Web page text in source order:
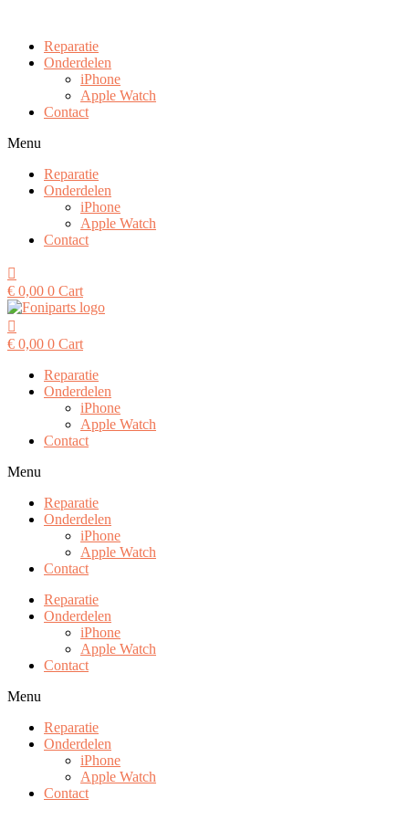
inhoud
Reparatie
Onderdelen
iPhone
Apple Watch
Contact
Menu
Reparatie
Onderdelen
iPhone
Apple Watch
Contact
€ 0,00 0 Cart
€ 0,00 0 Cart
Reparatie
Onderdelen
iPhone
Apple Watch
Contact
Menu
Reparatie
Onderdelen
iPhone
Apple Watch
Contact
Reparatie
Onderdelen
iPhone
Apple Watch
Contact
Menu
Reparatie
Onderdelen
iPhone
Apple Watch
Contact